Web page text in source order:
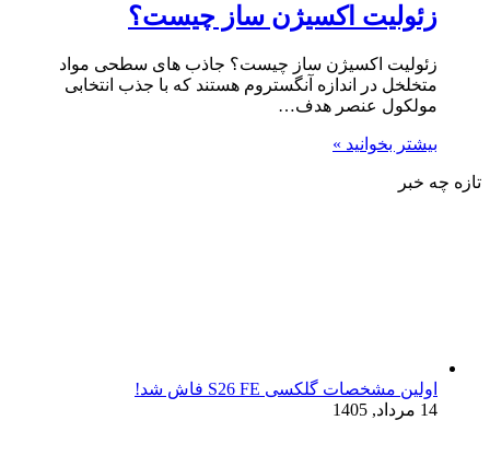
زئولیت اکسیژن ساز چیست؟
زئولیت اکسیژن ساز چیست؟ جاذب های سطحی مواد
متخلخل در اندازه آنگستروم هستند که با جذب انتخابی
مولکول عنصر هدف…
بیشتر بخوانید »
تازه چه خبر
اولین مشخصات گلکسی S26 FE فاش شد!
14 مرداد, 1405